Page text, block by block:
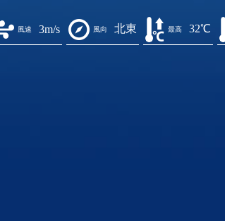
風速 3m/s 風向 北東 最高 32℃